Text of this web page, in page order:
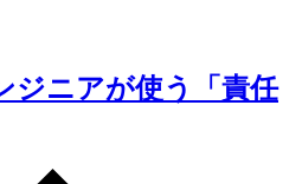
ジニアが使う「責任